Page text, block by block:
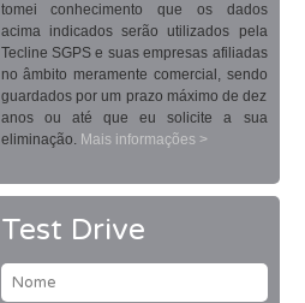
tomei conhecimento que os dados
acima indicados serão utilizados pela
Tecline SGPS e suas empresas afiliadas
no âmbito meramente comercial, sendo
guardados por um prazo máximo de dez
anos ou até que eu solicite a sua
eliminação. Mais informações >
Test Drive
Nome